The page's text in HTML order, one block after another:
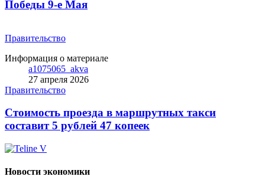
Победы 9-е Мая
Правительство
Информация о материале
a1075065_akva
27 апреля 2026
Правительство
Стоимость проезда в маршрутных такси
составит 5 рублей 47 копеек
Новости экономики